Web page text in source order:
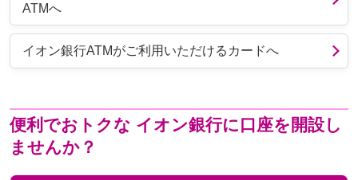
ATMへ
イオン銀行ATMがご利用いただけるカードへ
便利でおトクな イオン銀行に口座を開設し
ませんか？